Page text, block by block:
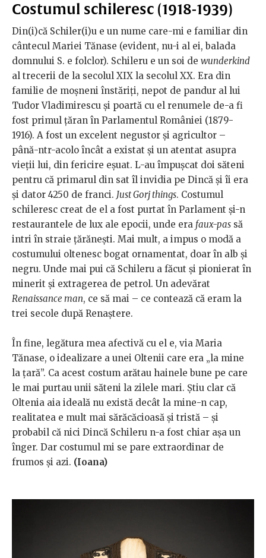
Costumul schileresc (1918-1939)
Din(i)că Schiler(i)u e un nume care-mi e familiar din
cântecul Mariei Tănase (evident, nu-i al ei, balada
domnului S. e folclor). Schileru e un soi de wunderkind
al trecerii de la secolul XIX la secolul XX. Era din
familie de moșneni înstăriți, nepot de pandur al lui
Tudor Vladimirescu și poartă cu el renumele de-a fi
fost primul țăran în Parlamentul României (1879-
1916). A fost un excelent negustor și agricultor –
până-ntr-acolo încât a existat și un atentat asupra
vieții lui, din fericire eșuat. L-au împușcat doi săteni
pentru că primarul din sat îl invidia pe Dincă și îi era
și dator 4250 de franci. Just Gorj things. Costumul
schileresc creat de el a fost purtat în Parlament și-n
restaurantele de lux ale epocii, unde era faux-pas să
intri în straie țărănești. Mai mult, a impus o modă a
costumului oltenesc bogat ornamentat, doar în alb și
negru. Unde mai pui că Schileru a făcut și pionierat în
minerit și extragerea de petrol. Un adevărat
Renaissance man, ce să mai – ce contează că eram la
trei secole după Renaștere.
În fine, legătura mea afectivă cu el e, via Maria
Tănase, o idealizare a unei Oltenii care era „la mine
la țară”. Ca acest costum arătau hainele bune pe care
le mai purtau unii săteni la zilele mari. Știu clar că
Oltenia aia ideală nu există decât la mine-n cap,
realitatea e mult mai sărăcăcioasă și tristă – și
probabil că nici Dincă Schileru n-a fost chiar așa un
înger. Dar costumul mi se pare extraordinar de
frumos și azi. (Ioana)